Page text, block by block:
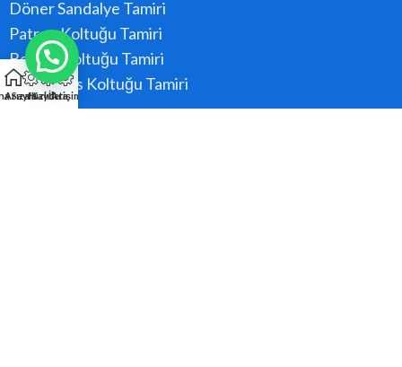
Döner Sandalye Tamiri
Patron Koltuğu Tamiri
Berber Koltuğu Tamiri
Konferans Koltuğu Tamiri
Sayfa
Arıza Kaydı
Hızlı Ara
İletişim